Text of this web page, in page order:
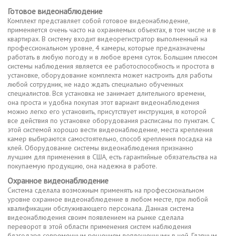
Готовое видеонаблюдение
Комплект представляет собой готовое видеонаблюдение,
применяется очень часто на охраняемых объектах, в том числе и в
квартирах. В систему входит видеорегистратор выполненный на
профессиональном уровне, 4 камеры, которые предназначены
работать в любую погоду и в любое время суток. Большим плюсом
системы наблюдения является ее работоспособность и простота в
установке, оборудование комплекта может настроить для работы
любой сотрудник, не надо ждать специально обученных
специалистов. Вся установка не занимает длительного времени,
она проста и удобна покупая этот вариант видеонаблюдения
можно легко его установить, присутствует инструкция, в которой
все действия по установке оборудования расписаны по пунктам. С
этой системой хорошо вести видеонаблюдение, места крепления
камер выбираются самостоятельно, способ крепления посадка на
клей. Оборудование системы видеонаблюдения признанно
лучшим для применения в США, есть гарантийные обязательства на
покупаемую продукцию, она надежна в работе.
Охранное видеонаблюдение
Система сделала возможным применять на профессиональном
уровне охранное видеонаблюдение в любом месте, при любой
квалификации обслуживающего персонала. Данная система
видеонаблюдения своим появлением на рынке сделала
переворот в этой области применения систем наблюдения